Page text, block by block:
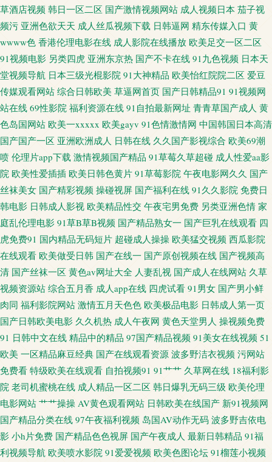
友免费 日本丝袜足交 无码高清h网站 在线导航AV 国产在线视频91 男女上床
视频 三级黄色影片网址 亚洲色图综合 av资源共享 国产插穴 亚洲海角天堂 宅
女好色图 91小网站 成人大香蕉网 欧美激情内射 少妇福利姬91 色色的主站 丁
香五月天狠狠撸 91深夜福利网站 福利导航久久 九九热成人 欧美岛国性爱 日
韩日日操 91视频网站网址 超碰在线va 国产三线电影大全 狼牙五月天婷婷 日
韩在线一二 在线免费观看AV 97草草 福利剧场av 精品自拍tp 日本色图欧美色
图 午夜激情av网站 91夫妻小视频 AV男人网光在线 欧美日韩微拍视频 婷婷亚
洲色 自拍网站 91在国线产 成人免费Aⅴ 老司机福利社区 日本无码五区 午夜
网址AV 91经典免费视频 成人永久免费观看 韩国伦理av播放 蜜桃午夜剧场 日
本黄碟视频直播 亚洲瑟图欧美 91在线观看网址 超碰97中文 欧美恋足福利 91
桃色国产探花 黄色视屏网站网址 欧美性爱影音先锋 天天操B网 91精品手机9
大香蕉窝伊人 久久大香蕉99 青青娱乐91 天天肏夜夜肏 3级片视频 浮力草草
在线 熟妇人人草 91黑丝变态 超碰超逼 黄色女男 欧美A片在线观看 香蕉伊擦
擦449 91色色导航导航 超碰在线进入 久热网在线观看 日韩高清第一页 人妻
草酒店视频 韩日一区二区 国产激情视频网站 成人视频日本 茄子视
频污 亚洲色欲天天 成人丝瓜视频下载 日韩逼网 精东传媒入口 黄
wwww色 香港伦理电影在线 成人影院在线播放 欧美足交一区二区
91视频电影 另类四虎 亚洲东京热 国产不卡在线 91九色视频 日本天
堂视频导航 日本三级光棍影院 91大神精品 欧美怡红院院二区 爱豆
传媒观看网站 综合日韩欧美 草逼网首页 国产日韩精品91 91视频网
站在线 69性影院 福利资源在线 91自拍最新网址 青青草国产成人 黄
色岛国网站 欧美一xxxxx 欧美gayv 91色情激情网 中国韩国日本高清
国产国产一区 亚洲欧洲成人 日韩在线 久久国产影视综合 欧美69潮
喷 伦理片app下载 激情视频国产精品 91草莓久草超碰 成人性爱aa影
院 欧美性爱插插 欧美日韩色黄片 91草莓影院 午夜电影网久久 国产
丝袜美女 国产精彩视频 操碰视屏 国产福利在线 91久久影院 免费日
韩电影 日韩成人影视 欧美精品性交 午夜宅男免费 另类亚洲色情 家
庭乱伦理电影 91草B草B视频 国产精品熟女一 国产巨乳在线观看 四
虎免费91 国内精品无码短片 超碰成人操操 欧美猛交视频 西瓜影院
在线观看 欧美做受日韩 国产在线一 国产原创视频在线 国产视频高
清 国产丝袜一区 黄色av网址大全 人妻乱视 国产成人在线网站 久草
视频资源站 综合五月香 成人app在线 四虎试看 91男女 国产男小鲜
肉同 福利影院网站 激情五月天色色 欧美极品电影 日韩成人第一页
国产日韩欧美电影 久久机热 成人午夜网 黄色天堂男人 操视频免费
91 日韩中文在线 精品中的精品 97国产精品视频 91美女在线视频 51
欧美 一区精品麻豆经典 国产在线观看资源 波多野洁衣视频 污网站
免费看 特级欧美在线观看 自拍视频91 91艹艹 久草网在线 18福利影
院 老司机蜜桃在线 成人精品一区二区 韩日爆乳无码三级 欧美伦理
电影网站 艹艹操操 AV黄色观看网站 日韩欧美在线国产 新91视频网
国产精品分类在线 97午夜福利视频 岛国AV动作无码 波多野吉依电
影 小h片免费 国产精品色色视屏 国产午夜成人 最新日韩精品 91福
利视频导航 欧美喷水影院 91爱爱视频 欧美色图论坛 91榴莲小视频